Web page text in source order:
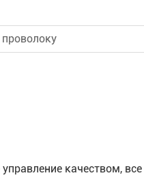
проволоку
качеством, все